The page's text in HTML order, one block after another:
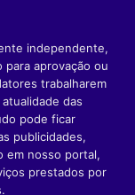
independente,
aprovação ou
trabalharem
das
pode ficar
publicidades,
em nosso portal,
prestados por